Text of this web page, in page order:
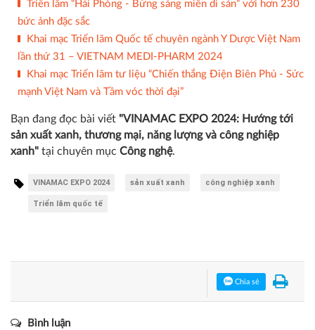
diễn ra từ ngày 16 - 18/5 tại Cung Văn hóa Hữu nghị Việt
– Xô (I.C.E), số 91 Trần Hưng Đạo, Hoàn Kiếm, Hà Nội.
Triển lãm “Hải Phòng - Bừng sáng miền di sản” với hơn 230
bức ảnh đặc sắc
Khai mạc Triển lãm Quốc tế chuyên ngành Y Dược Việt Nam
lần thứ 31 – VIETNAM MEDI-PHARM 2024
mạnh Việt Nam và Tầm vóc thời đại”
công nghiệp xanh